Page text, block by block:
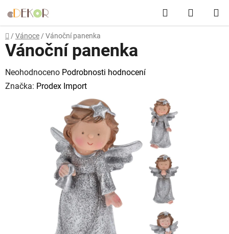
na
obsah
Hledat
KOŠÍK
Domů
/ Vánoce / Vánoční panenka
Vánoční panenka
Průměrné
hodnocení
Neohodnoceno Podrobnosti hodnocení
Značka: Prodex Import